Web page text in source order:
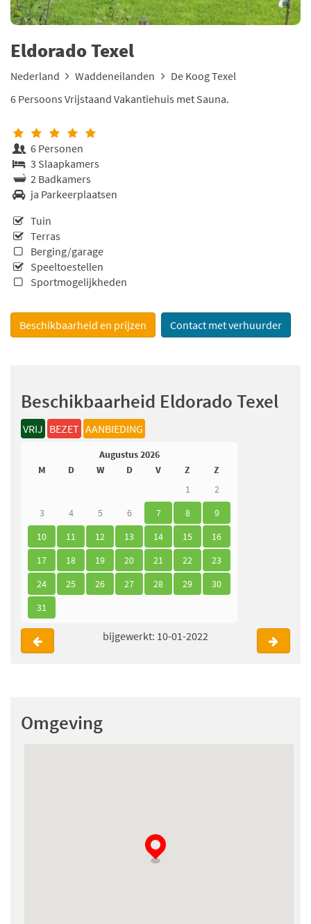
Eldorado Texel
Nederland Waddeneilanden
De Koog Texel
6 Persoons Vrijstaand Vakantiehuis met Sauna.
6 Personen
3 Slaapkamers
2 Badkamers
ja Parkeerplaatsen
Tuin
Terras
Berging/garage
Speeltoestellen
Sportmogelijkheden
Beschikbaarheid en prijzen Contact met verhuurder
Beschikbaarheid Eldorado Texel
VRIJ BEZET AANBIEDING
Augustus 2026
M
D W D V Z
Z
1
2
3
4 5 6 7 8
9
10
11 12 13 14 15
16
17
18 19 20 21 22
23
24
25 26 27 28 29
30
31
bijgewerkt: 10-01-2022
Omgeving